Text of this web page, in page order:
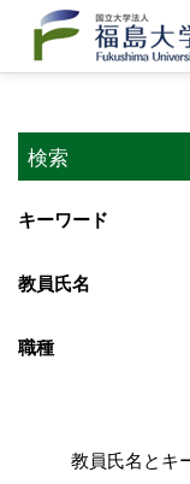
検索
キーワード
教員氏名
職種
教員氏名とキ